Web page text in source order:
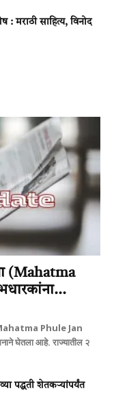
मराठी साहित्य, विनोद
(Mahatma
(Mahatma Phule Jan
घेतला आहे. राज्‍यातील २
पद्धती शेतकऱ्यांपर्यंत